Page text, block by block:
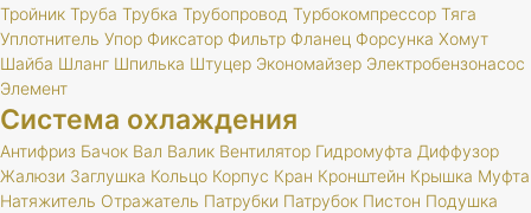
Тройник Труба Трубка Трубопровод Турбокомпрессор Тяга
Уплотнитель Упор Фиксатор Фильтр Фланец Форсунка Хомут
Шайба Шланг Шпилька Штуцер Экономайзер Электробензонасос
Элемент
Система охлаждения
Антифриз Бачок Вал Валик Вентилятор Гидромуфта Диффузор
Жалюзи Заглушка Кольцо Корпус Кран Кронштейн Крышка Муфта
Натяжитель Отражатель Патрубки Патрубок Пистон Подушка